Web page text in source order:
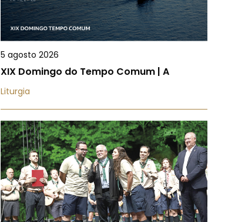
5 agosto 2026
XIX Domingo do Tempo Comum | A
Liturgia